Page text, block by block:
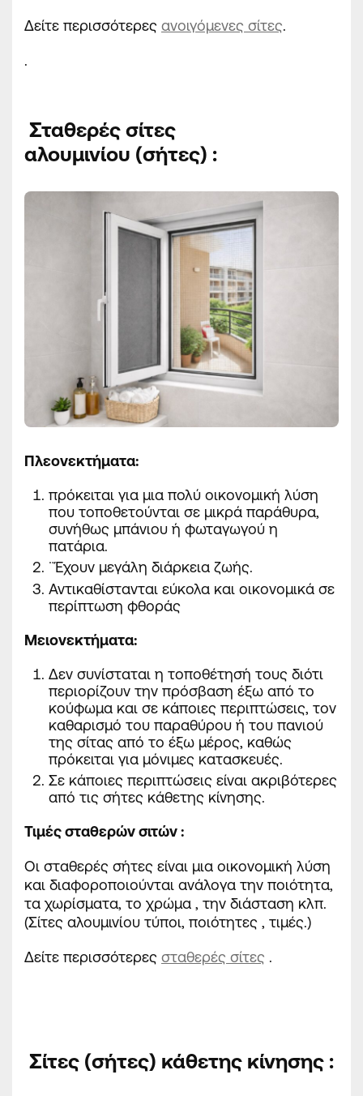
Δείτε περισσότερες ανοιγόμενες σίτες.
.
Σταθερές σίτες
αλουμινίου (σήτες) :
Πλεονεκτήματα:
πρόκειται για μια πολύ οικονομική λύση
που τοποθετούνται σε μικρά παράθυρα,
συνήθως μπάνιου ή φωταγωγού η
πατάρια.
¨Έχουν μεγάλη διάρκεια ζωής.
Αντικαθίστανται εύκολα και οικονομικά σε
περίπτωση φθοράς
Μειονεκτήματα:
Δεν συνίσταται η τοποθέτησή τους διότι
περιορίζουν την πρόσβαση έξω από το
κούφωμα και σε κάποιες περιπτώσεις, τον
καθαρισμό του παραθύρου ή του πανιού
της σίτας από το έξω μέρος, καθώς
πρόκειται για μόνιμες κατασκευές.
Σε κάποιες περιπτώσεις είναι ακριβότερες
από τις σήτες κάθετης κίνησης.
Τιμές σταθερών σιτών :
Οι σταθερές σήτες είναι μια οικονομική λύση
και διαφοροποιούνται ανάλογα την ποιότητα,
τα χωρίσματα, το χρώμα , την διάσταση κλπ.
(Σίτες αλουμινίου τύποι, ποιότητες , τιμές.)
Δείτε περισσότερες σταθερές σίτες .
Σίτες (σήτες) κάθετης κίνησης :